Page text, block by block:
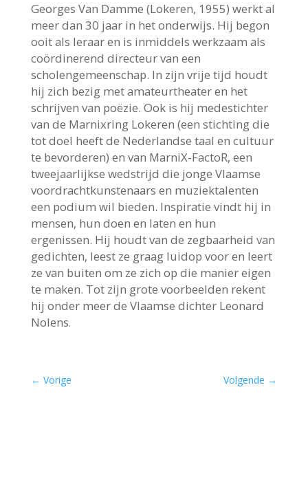
Georges Van Damme (Lokeren, 1955) werkt al
meer dan 30 jaar in het onderwijs. Hij begon
ooit als leraar en is inmiddels werkzaam als
coördinerend directeur van een
scholengemeenschap. In zijn vrije tijd houdt
hij zich bezig met amateurtheater en het
schrijven van poëzie. Ook is hij medestichter
van de Marnixring Lokeren (een stichting die
tot doel heeft de Nederlandse taal en cultuur
te bevorderen) en van MarniX-FactoR, een
tweejaarlijkse wedstrijd die jonge Vlaamse
voordrachtkunstenaars en muziektalenten
een podium wil bieden. Inspiratie vindt hij in
mensen, hun doen en laten en hun
ergenissen. Hij houdt van de zegbaarheid van
gedichten, leest ze graag luidop voor en leert
ze van buiten om ze zich op die manier eigen
te maken. Tot zijn grote voorbeelden rekent
hij onder meer de Vlaamse dichter Leonard
Nolens.
← Vorige Volgende →